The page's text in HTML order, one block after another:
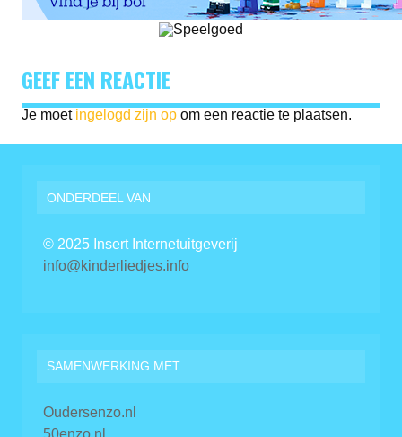
GEEF EEN REACTIE
Je moet ingelogd zijn op om een reactie te plaatsen.
ONDERDEEL VAN
© 2025 Insert Internetuitgeverij
info@kinderliedjes.info
SAMENWERKING MET
Oudersenzo.nl